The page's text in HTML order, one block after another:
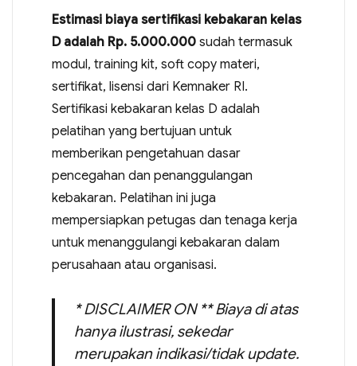
Estimasi biaya sertifikasi kebakaran kelas
D adalah Rp. 5.000.000sudah termasuk
modul, training kit, soft copy materi,
sertifikat, lisensi dari Kemnaker RI.
Sertifikasi kebakaran kelas D adalah
pelatihan yang bertujuan untuk
memberikan pengetahuan dasar
pencegahan dan penanggulangan
kebakaran. Pelatihan ini juga
mempersiapkan petugas dan tenaga kerja
untuk menanggulangi kebakaran dalam
perusahaan atau organisasi.
* DISCLAIMER ON ** Biaya di atas
hanya ilustrasi, sekedar
merupakan indikasi/tidak update.